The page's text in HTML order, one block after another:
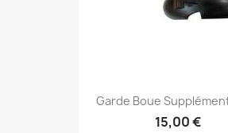
Garde Boue
15,00 €